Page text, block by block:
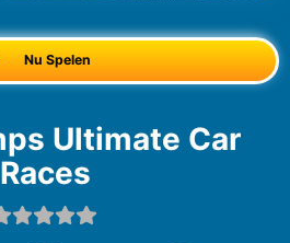
Nu Spelen
Races